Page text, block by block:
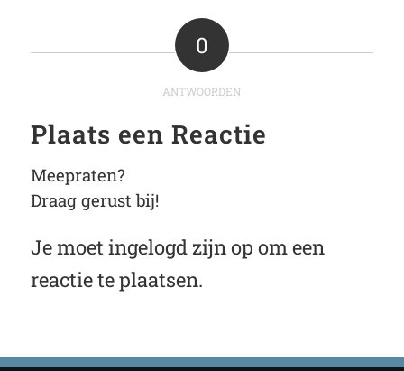
0
ANTWOORDEN
Plaats een Reactie
Meepraten?
Draag gerust bij!
Je moet ingelogd zijn op om een
reactie te plaatsen.